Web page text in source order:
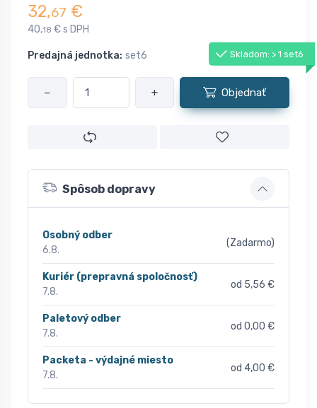
32,67 €
40,18 € s DPH
Predajná jednotka: set6 Skladom: > 1 set6
− + Objednať
Spôsob dopravy
Osobný odber
6.8.
(Zadarmo)
Kuriér (prepravná spoločnosť)
7.8.
od 5,56 €
Paletový odber
7.8.
od 0,00 €
Packeta - výdajné miesto
7.8.
od 4,00 €